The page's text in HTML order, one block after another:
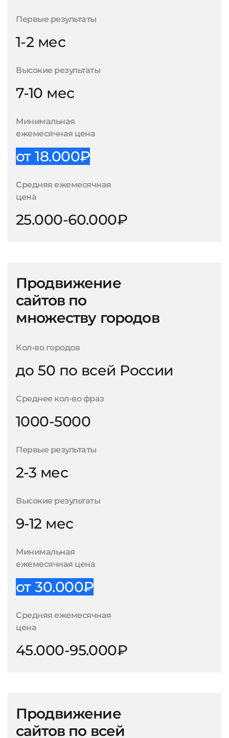
Первые результаты
1-2 мес
Высокие результаты
7-10 мес
Минимальная
ежемесячная цена
от 18.000₽
Средняя ежемесячная
цена
25.000-60.000₽
Продвижение
сайтов по
множеству городов
Кол-во городов
до 50 по всей России
Среднее кол-во фраз
1000-5000
Первые результаты
2-3 мес
Высокие результаты
9-12 мес
Минимальная
ежемесячная цена
от 30.000₽
Средняя ежемесячная
цена
45.000-95.000₽
Продвижение
сайтов по всей